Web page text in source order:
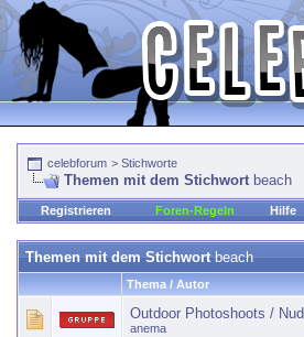
celebforum > Stichworte
Themen mit dem Stichwort beach
Registrieren Foren-Regeln Hilfe
Themen mit dem Stichwortbeach
Thema / Autor
Outdoor Photoshoots /
anema